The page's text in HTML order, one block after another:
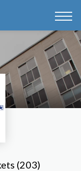
(203)